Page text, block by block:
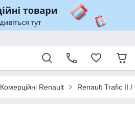
Комерційні Renault Renault Trafic II